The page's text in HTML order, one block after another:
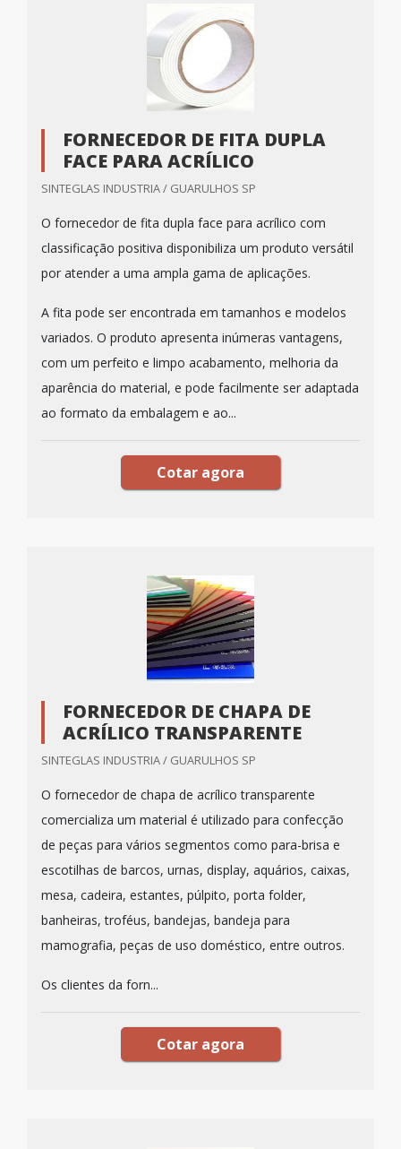
FORNECEDOR DE FITA DUPLA
FACE PARA ACRÍLICO
SINTEGLAS INDUSTRIA / GUARULHOS SP
O fornecedor de fita dupla face para acrílico com
classificação positiva disponibiliza um produto versátil
por atender a uma ampla gama de aplicações.
A fita pode ser encontrada em tamanhos e modelos
variados. O produto apresenta inúmeras vantagens,
com um perfeito e limpo acabamento, melhoria da
aparência do material, e pode facilmente ser adaptada
ao formato da embalagem e ao...
Cotar agora
FORNECEDOR DE CHAPA DE
ACRÍLICO TRANSPARENTE
SINTEGLAS INDUSTRIA / GUARULHOS SP
O fornecedor de chapa de acrílico transparente
comercializa um material é utilizado para confecção
de peças para vários segmentos como para-brisa e
escotilhas de barcos, urnas, display, aquários, caixas,
mesa, cadeira, estantes, púlpito, porta folder,
banheiras, troféus, bandejas, bandeja para
mamografia, peças de uso doméstico, entre outros.
Os clientes da forn...
Cotar agora